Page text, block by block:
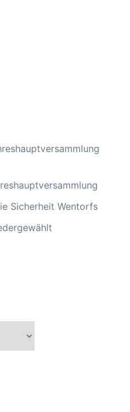
Sicherheit Wentorfs